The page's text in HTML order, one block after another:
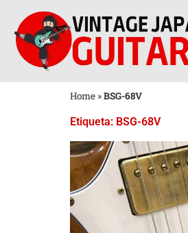
Home »BSG-68V
Etiqueta: BSG-68V